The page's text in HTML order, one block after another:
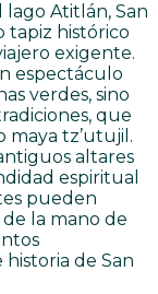
lago Atitlán, San
tapiz histórico
exigente.
espectáculo
verdes, sino
que
maya tz’utujil.
altares
espiritual
pueden
la mano de
de San